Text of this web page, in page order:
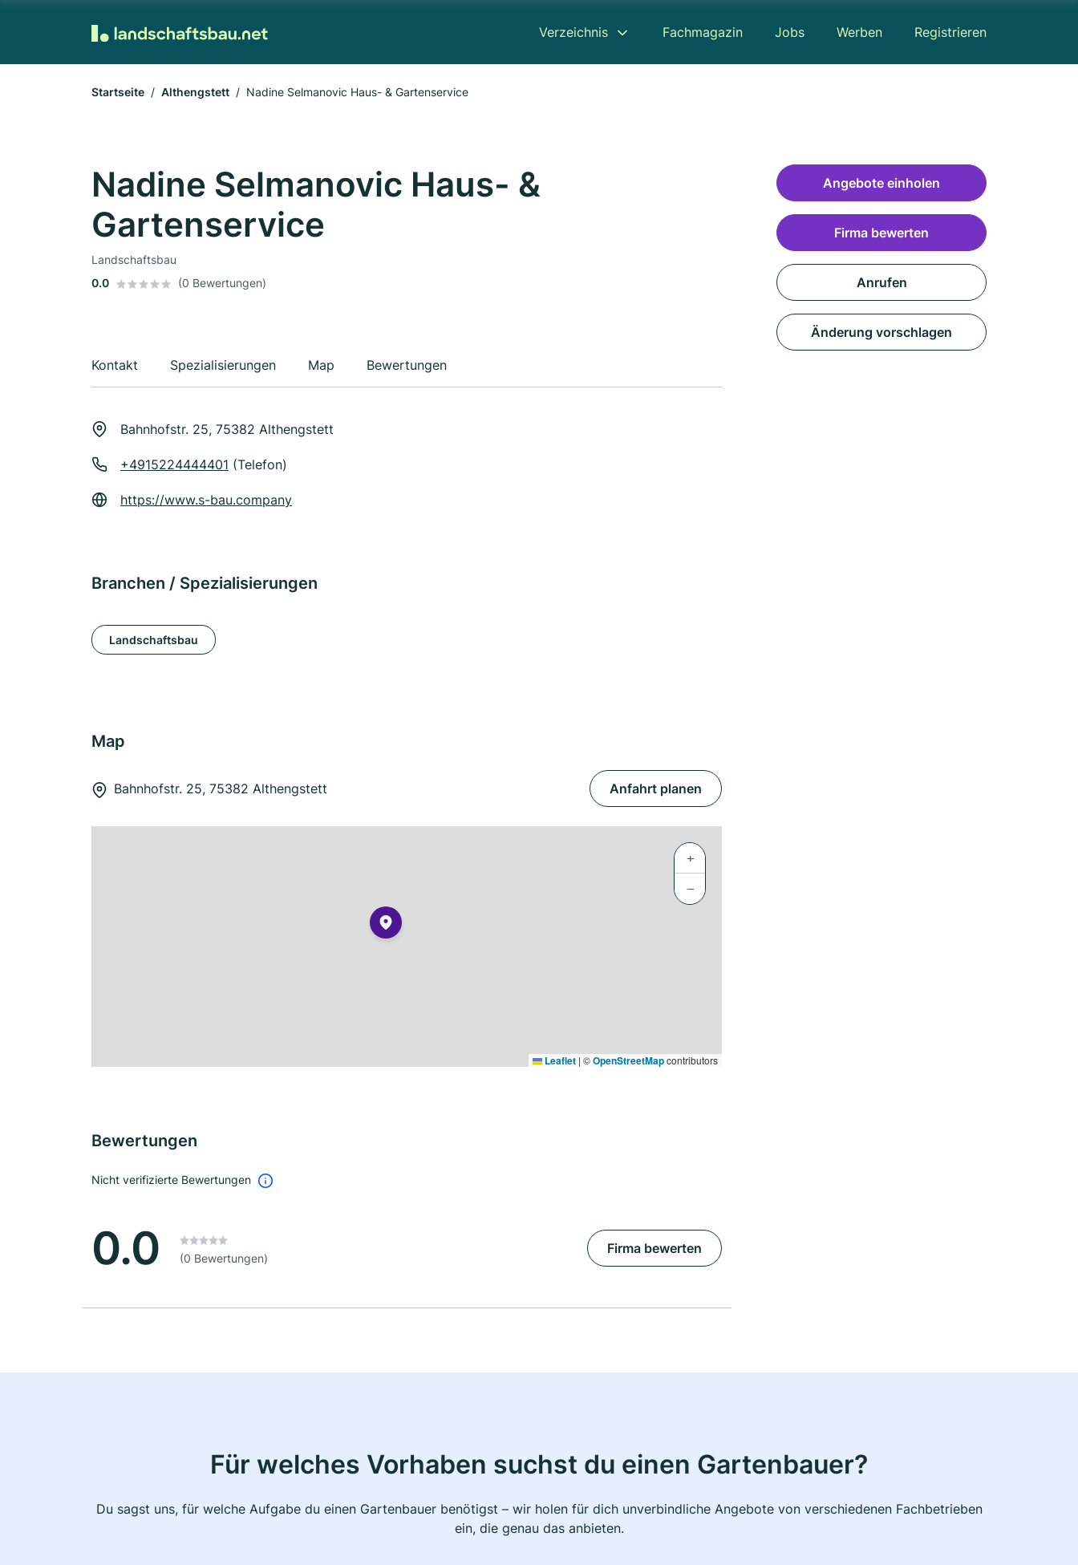
Verzeichnis Fachmagazin Jobs Werben Registrieren
Startseite Althengstett Nadine Selmanovic Haus- & Gartenservice
Nadine Selmanovic Haus- &
Gartenservice
Landschaftsbau
0.0
(0 Bewertungen)
Kontakt Spezialisierungen Map Bewertungen
Bahnhofstr. 25, 75382 Althengstett
+4915224444401 (Telefon)
https://www.s-bau.company
Branchen / Spezialisierungen
Landschaftsbau
Map
Bahnhofstr. 25, 75382 Althengstett Anfahrt planen
+
−
Leaflet | ©OpenStreetMapcontributors
Bewertungen
Nicht verifizierte Bewertungen
0.0 (0 Bewertungen)
Firma bewerten
Angebote einholen
Firma bewerten
Anrufen
Änderung vorschlagen
Für welches Vorhaben suchst du einen Gartenbauer?
Du sagst uns, für welche Aufgabe du einen Gartenbauer benötigst – wir holen für dich unverbindliche Angebote von verschiedenen Fachbetrieben
ein, die genau das anbieten.